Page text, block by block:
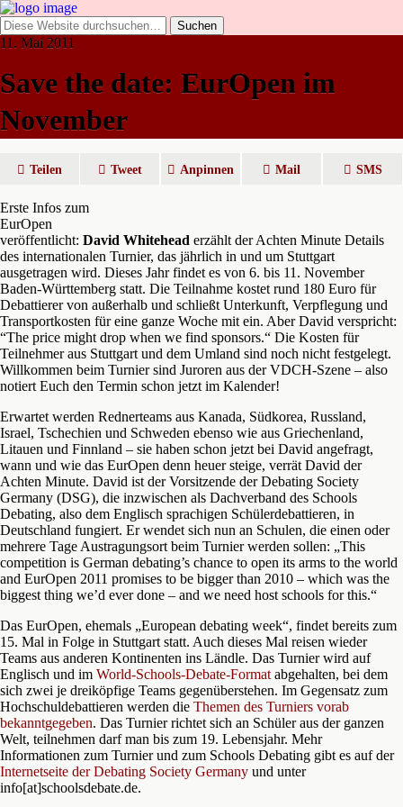
11. Mai 2011
Save the date: EurOpen im
November
Teilen Tweet Anpinnen Mail SMS
Erste Infos zum
EurOpen
veröffentlicht: David Whitehead erzählt der Achten Minute Details
des internationalen Turnier, das jährlich in und um Stuttgart
ausgetragen wird. Dieses Jahr findet es von 6. bis 11. November
Baden-Württemberg statt. Die Teilnahme kostet rund 180 Euro für
Debattierer von außerhalb und schließt Unterkunft, Verpflegung und
Transportkosten für eine ganze Woche mit ein. Aber David verspricht:
“The price might drop when we find sponsors.“ Die Kosten für
Teilnehmer aus Stuttgart und dem Umland sind noch nicht festgelegt.
Willkommen beim Turnier sind Juroren aus der VDCH-Szene – also
notiert Euch den Termin schon jetzt im Kalender!
Erwartet werden Rednerteams aus Kanada, Südkorea, Russland,
Israel, Tschechien und Schweden ebenso wie aus Griechenland,
Litauen und Finnland – sie haben schon jetzt bei David angefragt,
wann und wie das EurOpen denn heuer steige, verrät David der
Achten Minute. David ist der Vorsitzende der Debating Society
Germany (DSG), die inzwischen als Dachverband des Schools
Debating, also dem Englisch sprachigen Schülerdebattieren, in
Deutschland fungiert. Er wendet sich nun an Schulen, die einen oder
mehrere Tage Austragungsort beim Turnier werden sollen: „This
competition is German debating’s chance to open its arms to the world
and EurOpen 2011 promises to be bigger than 2010 – which was the
biggest thing we’d ever done – and we need host schools for this.“
Das EurOpen, ehemals „European debating week“, findet bereits zum
15. Mal in Folge in Stuttgart statt. Auch dieses Mal reisen wieder
Teams aus anderen Kontinenten ins Ländle. Das Turnier wird auf
Englisch und im World-Schools-Debate-Format abgehalten, bei dem
sich zwei je dreiköpfige Teams gegenüberstehen. Im Gegensatz zum
Hochschuldebattieren werden die Themen des Turniers vorab
bekanntgegeben. Das Turnier richtet sich an Schüler aus der ganzen
Welt, teilnehmen darf man bis zum 19. Lebensjahr. Mehr
Informationen zum Turnier und zum Schools Debating gibt es auf der
Internetseite der Debating Society Germany und unter
info[at]schoolsdebate.de.